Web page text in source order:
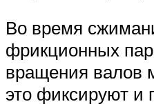
Во время
фрикционных пар
вращения валов
это фиксируют и